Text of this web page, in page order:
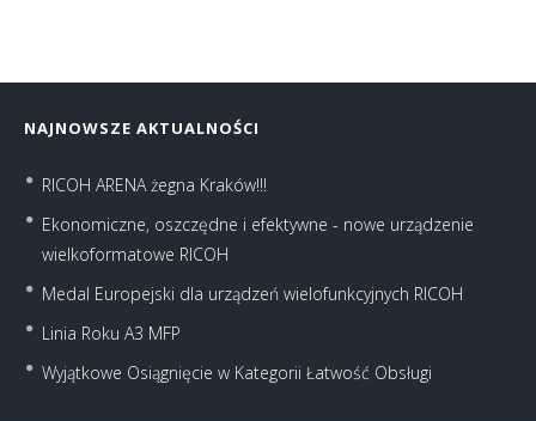
NAJNOWSZE AKTUALNOŚCI
RICOH ARENA żegna Kraków!!!
Ekonomiczne, oszczędne i efektywne - nowe urządzenie
wielkoformatowe RICOH
Medal Europejski dla urządzeń wielofunkcyjnych RICOH
Linia Roku A3 MFP
Wyjątkowe Osiągnięcie w Kategorii Łatwość Obsługi